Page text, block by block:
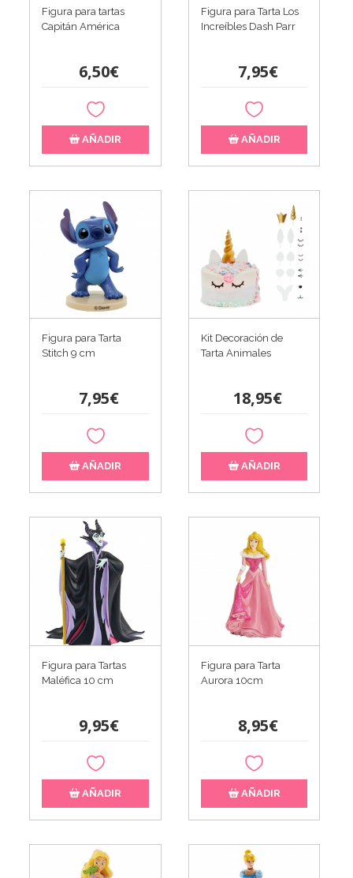
Figura para tartas
Capitán América
6,50€
AÑADIR
Figura para Tarta Los
Increíbles Dash Parr
7,95€
AÑADIR
Figura para Tarta
Stitch 9 cm
7,95€
AÑADIR
Kit Decoración de
Tarta Animales
18,95€
AÑADIR
Figura para Tartas
Maléfica 10 cm
9,95€
AÑADIR
Figura para Tarta
Aurora 10cm
8,95€
AÑADIR